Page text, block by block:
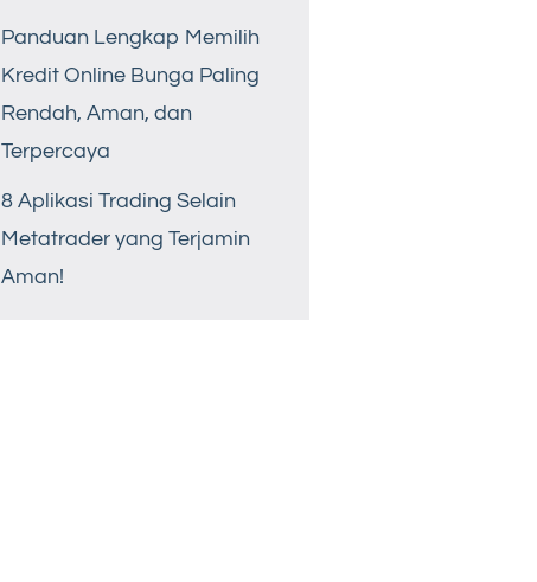
Panduan Lengkap Memilih
Kredit Online Bunga Paling
Rendah, Aman, dan
Terpercaya
8 Aplikasi Trading Selain
Metatrader yang Terjamin
Aman!